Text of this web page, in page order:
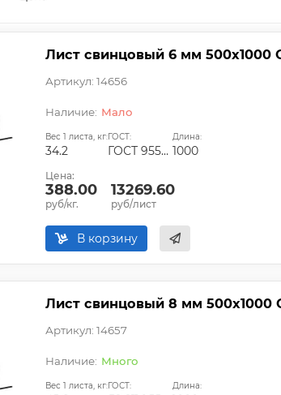
Лист свинцовый 6 мм 500х1000
Артикул: 14656
Мало
Вес 1 листа, кг:
34.2
ГОСТ:
ГОСТ 9559-89
Длина:
1000
Цена:
388.00
руб/кг.
13269.60
руб/лист
В корзину
Лист свинцовый 8 мм 500х1000
Артикул: 14657
Много
Вес 1 листа, кг:ГОСТ: Длина: